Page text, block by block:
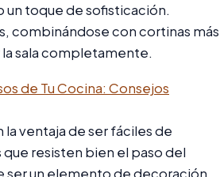
un toque de sofisticación.
combinándose con cortinas más
sala completamente.
de Tu Cocina: Consejos
ventaja de ser fáciles de
resisten bien el paso del
ser un elemento de decoración